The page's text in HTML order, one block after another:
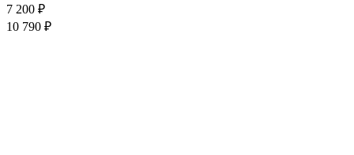
7 200 ₽
10 790 ₽